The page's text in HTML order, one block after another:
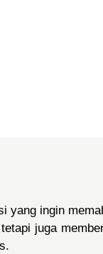
yang ingin
juga